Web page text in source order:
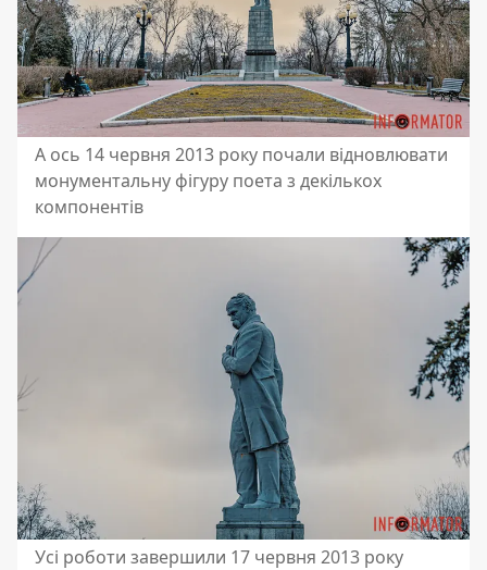
А ось 14 червня 2013 року почали відновлювати
монументальну фігуру поета з декількох
компонентів
Усі роботи завершили 17 червня 2013 року